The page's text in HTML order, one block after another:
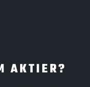
AKTIER?